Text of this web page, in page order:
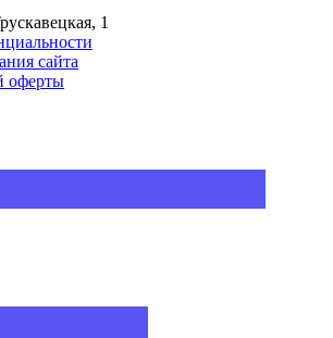
1
сайта
оферты